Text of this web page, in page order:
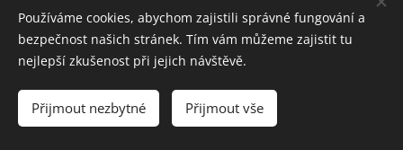
DEDRA ÚVOD
© 2013 Jana Matušíková. Zákaz kopírování obsahu. Všechna práva
Používáme cookies, abychom zajistili správné fungování a
bezpečnost našich stránek. Tím vám můžeme zajistit tu
nejlepší zkušenost při jejich návštěvě.
Přijmout nezbytné Přijmout vše